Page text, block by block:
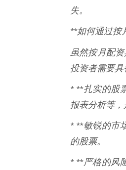
失。
**如何通过按
虽然按月配
投资者需要具
* **扎实的股
报表分析等，
* **敏锐的市
的股票。
* **严格的风